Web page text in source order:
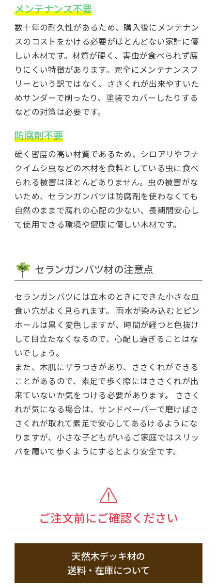
メンテナンス不要
数十年の耐久性があるため、購入後にメンテナン
スのコストをかける必要がほとんどない家計に優
しい木材です。材質が硬く、害虫が食べられず腐
りにくい特徴があります。完全にメンテナンスフ
リーという訳ではなく、ささくれが出来やすいた
めサンダーで削ったり、塗装でカバーしたりする
などの対策は必要です。
防腐剤不要
硬く密度の高い材質であるため、シロアリやフナ
クイムシ虫などの木材を食料としている虫に食べ
られる被害はほとんどありません。虫の被害がな
いため、セランガンバツは防腐剤を使わなくても
自然のままで腐れの心配の少ない、長期間安心し
て使用できる環境や健康に優しい木材です。
セランガンバツ材の注意点
セランガンバツには立木のときにできた小さな虫
食い穴がよく見られます。
雨水が染み込むとピン
ホールは黒く変色しますが、時間が経つと色抜け
して目立たなくなるので、心配し過ぎることはな
いでしょう。
また、木肌にザラつきがあり、ささくれができる
ことがあるので、素足で歩く際にはささくれが出
来ていないか気をつける必要があります。
ささく
れが気になる場合は、サンドペーパーで磨けばさ
さくれが取れて素足で安心してあるけるようにな
りますが、小さな子どもがいるご家庭ではスリッ
パを履いて歩くようにするとより安全です。
ご注文前にご確認ください
天然木デッキ材の
送料・在庫について